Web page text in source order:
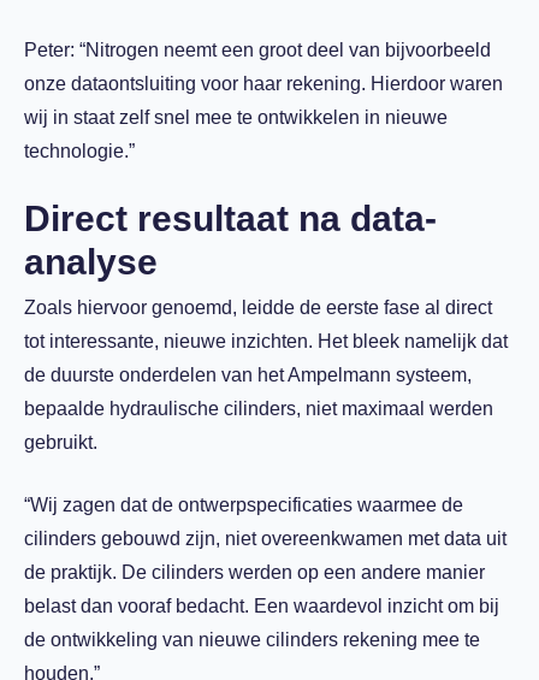
Peter: “Nitrogen neemt een groot deel van bijvoorbeeld
onze dataontsluiting voor haar rekening. Hierdoor waren
wij in staat zelf snel mee te ontwikkelen in nieuwe
technologie.”
Direct resultaat na data-
analyse
Zoals hiervoor genoemd, leidde de eerste fase al direct
tot interessante, nieuwe inzichten. Het bleek namelijk dat
de duurste onderdelen van het Ampelmann systeem,
bepaalde hydraulische cilinders, niet maximaal werden
gebruikt.
“Wij zagen dat de ontwerpspecificaties waarmee de
cilinders gebouwd zijn, niet overeenkwamen met data uit
de praktijk. De cilinders werden op een andere manier
belast dan vooraf bedacht. Een waardevol inzicht om bij
de ontwikkeling van nieuwe cilinders rekening mee te
houden.”